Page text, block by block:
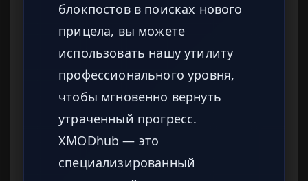
блокпостов в поисках нового
прицела, вы можете
использовать нашу утилиту
профессионального уровня,
чтобы мгновенно вернуть
утраченный прогресс.
XMODhub — это
специализированный